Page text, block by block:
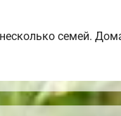
семей.